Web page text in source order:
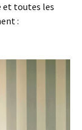
et toutes les
: